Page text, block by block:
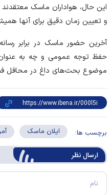
این حال، هواداران ماسک
و تعیین زمان دقیق برای آنها
آخرین حضور ماسک در برابر
حفظ توجه عمومی و چه به
موضوع بحث‌های داغ در محافل
برچسب ها: ایلان ماسک
ارسال‌ نظر